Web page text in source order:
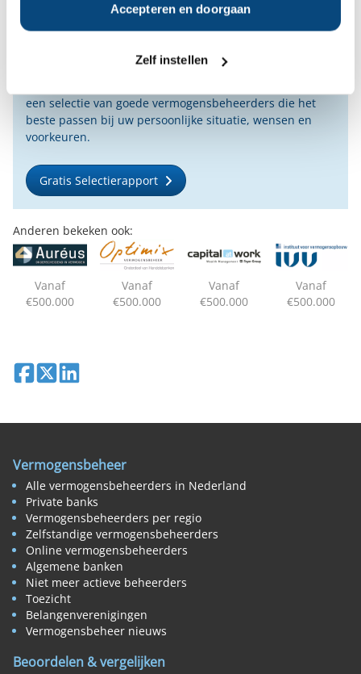
Accepteren en doorgaan
Zelf instellen
vermogensbeheerder?
Bent u op zoek naar de voor u beste
vermogensbeheerder?
Vraag dan gratis en geheel vrijblijvend een
een selectie van goede vermogensbeheerders die het
beste passen bij uw persoonlijke situatie, wensen en
voorkeuren.
Gratis Selectierapport
Anderen bekeken ook:
Vanaf
€500.000
Vanaf
€500.000
Vanaf
€500.000
Vanaf
€500.000
Deel op Facebook
Deel op XDeel op LinkedIn
Vermogensbeheer
Alle vermogensbeheerders in Nederland
Private banks
Vermogensbeheerders per regio
Zelfstandige vermogensbeheerders
Online vermogensbeheerders
Algemene banken
Niet meer actieve beheerders
Toezicht
Belangenverenigingen
Vermogensbeheer nieuws
Beoordelen & vergelijken